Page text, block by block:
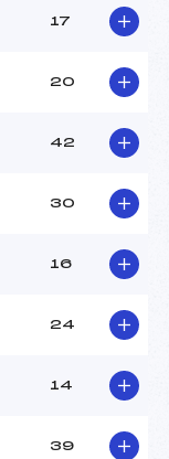
17
20
42
30
16
24
14
39